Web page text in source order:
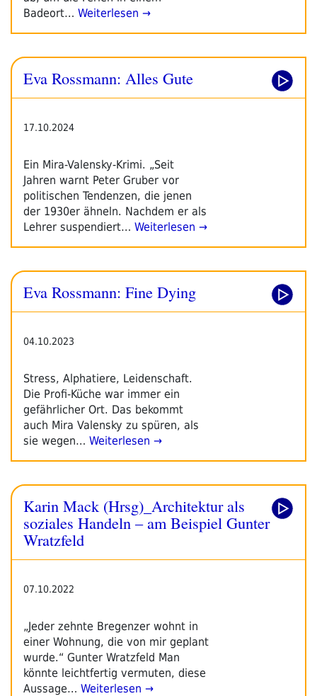
Badeort… Weiterlesen →
Eva Rossmann: Alles Gute
17.10.2024
Ein Mira-Valensky-Krimi. „Seit
Jahren warnt Peter Gruber vor
politischen Tendenzen, die jenen
der 1930er ähneln. Nachdem er als
Lehrer suspendiert… Weiterlesen →
Eva Rossmann: Fine Dying
04.10.2023
Stress, Alphatiere, Leidenschaft.
Die Profi-Küche war immer ein
gefährlicher Ort. Das bekommt
auch Mira Valensky zu spüren, als
sie wegen… Weiterlesen →
Karin Mack (Hrsg)_Architektur als
soziales Handeln – am Beispiel Gunter
Wratzfeld
07.10.2022
„Jeder zehnte Bregenzer wohnt in
einer Wohnung, die von mir geplant
wurde.“ Gunter Wratzfeld Man
könnte leichtfertig vermuten, diese
Aussage… Weiterlesen →